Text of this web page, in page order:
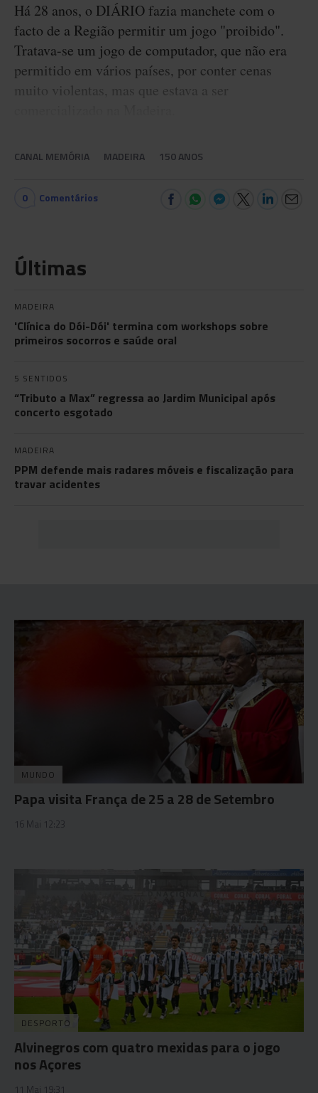
Há 28 anos, o DIÁRIO fazia manchete com o
facto de a Região permitir um jogo "proibido".
Tratava-se um jogo de computador, que não era
permitido em vários países, por conter cenas
muito violentas, mas que estava a ser
CANAL MEMÓRIA MADEIRA 150 ANOS
0 Comentários
Últimas
MADEIRA
'Clínica do Dói-Dói' termina com workshops sobre
primeiros socorros e saúde oral
5 SENTIDOS
“Tributo a Max” regressa ao Jardim Municipal após
concerto esgotado
MADEIRA
PPM defende mais radares móveis e fiscalização para
travar acidentes
MUNDO
Papa visita França de 25 a 28 de Setembro
16 Mai 12:23
DESPORTO
Alvinegros com quatro mexidas para o jogo
nos Açores
11 Mai 19:31